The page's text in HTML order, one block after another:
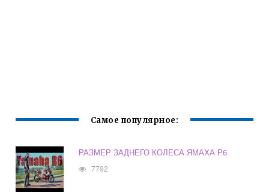
Самое популярное:
РАЗМЕР ЗАДНЕГО КОЛЕСА ЯМАХА Р6
7792